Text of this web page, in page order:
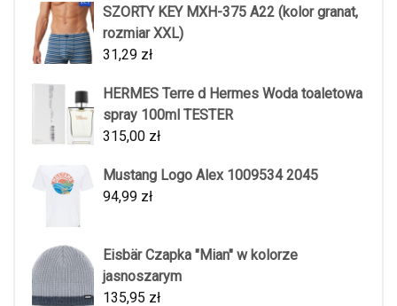
SZORTY KEY MXH-375 A22 (kolor granat,
rozmiar XXL)
31,29 zł
HERMES Terre d Hermes Woda toaletowa
spray 100ml TESTER
315,00 zł
Mustang Logo Alex 1009534 2045
94,99 zł
Eisbär Czapka "Mian" w kolorze
jasnoszarym
135,95 zł